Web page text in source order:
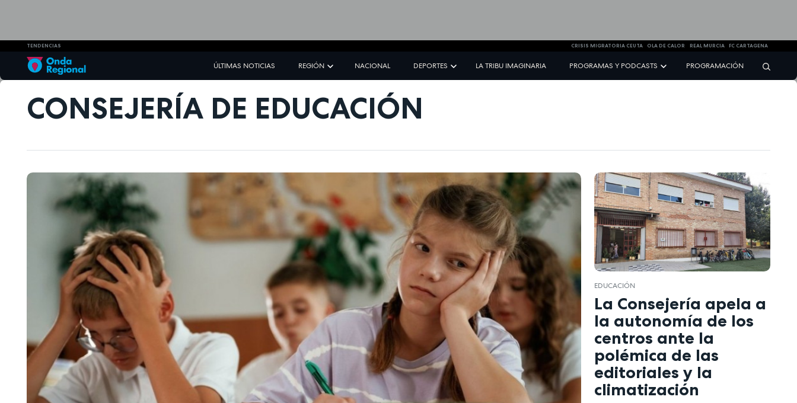
TENDENCIAS CRISIS MIGRATORIA CEUTA OLA DE CALOR REAL MURCIA FC CARTAGENA
ÚLTIMAS NOTICIAS REGIÓN NACIONAL DEPORTES LA TRIBU IMAGINARIA PROGRAMAS Y PODCASTS PROGRAMACIÓN
CONSEJERÍA DE EDUCACIÓN
EDUCACIÓN
La Consejería apela a
la autonomía de los
centros ante la
polémica de las
editoriales y la
climatización